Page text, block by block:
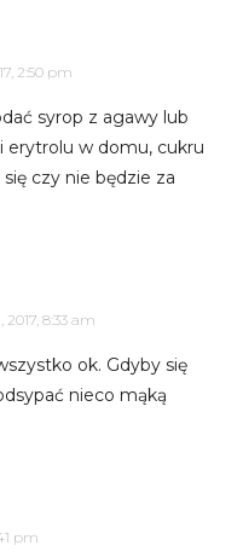
2:50 pm
syrop z agawy lub
erytrolu w domu, cukru
czy nie będzie za
8:33 am
ok. Gdyby się
nieco mąką
pm